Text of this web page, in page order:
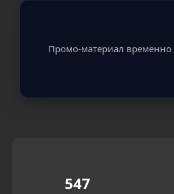
Промо-материал временно
547